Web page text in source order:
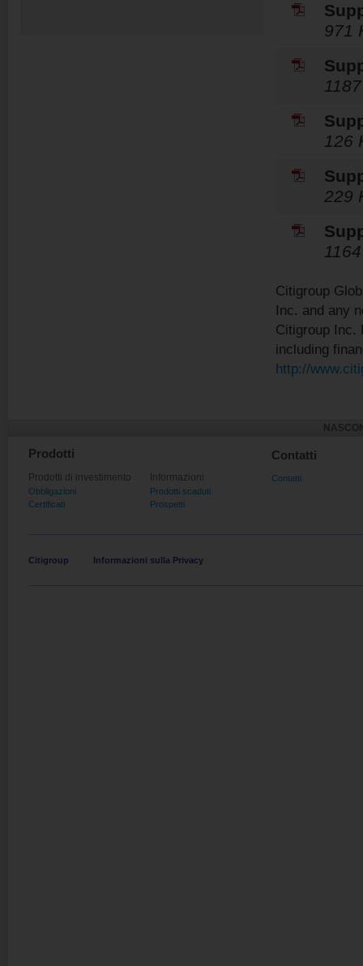
971
126
229
Citigroup
Inc. and any
Citigroup Inc.
including
http://
Prodotti
Prodotti di investimento
Obbligazioni
Certificati
Informazioni
Prodotti scaduti
Prospetti
Contatti
Contatti
Citigroup Informazioni sulla Privacy